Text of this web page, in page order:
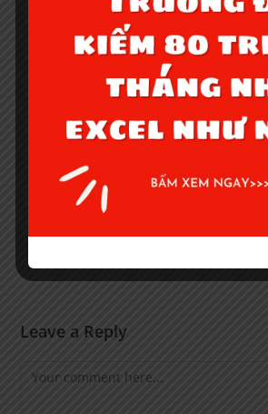
ĐÀO TẠO NHÂN VIÊN
January 29, 2021
SẮP XẾP DỮ LIỆU TỪ NHỎ ĐẾN
Leave a Reply
Comment